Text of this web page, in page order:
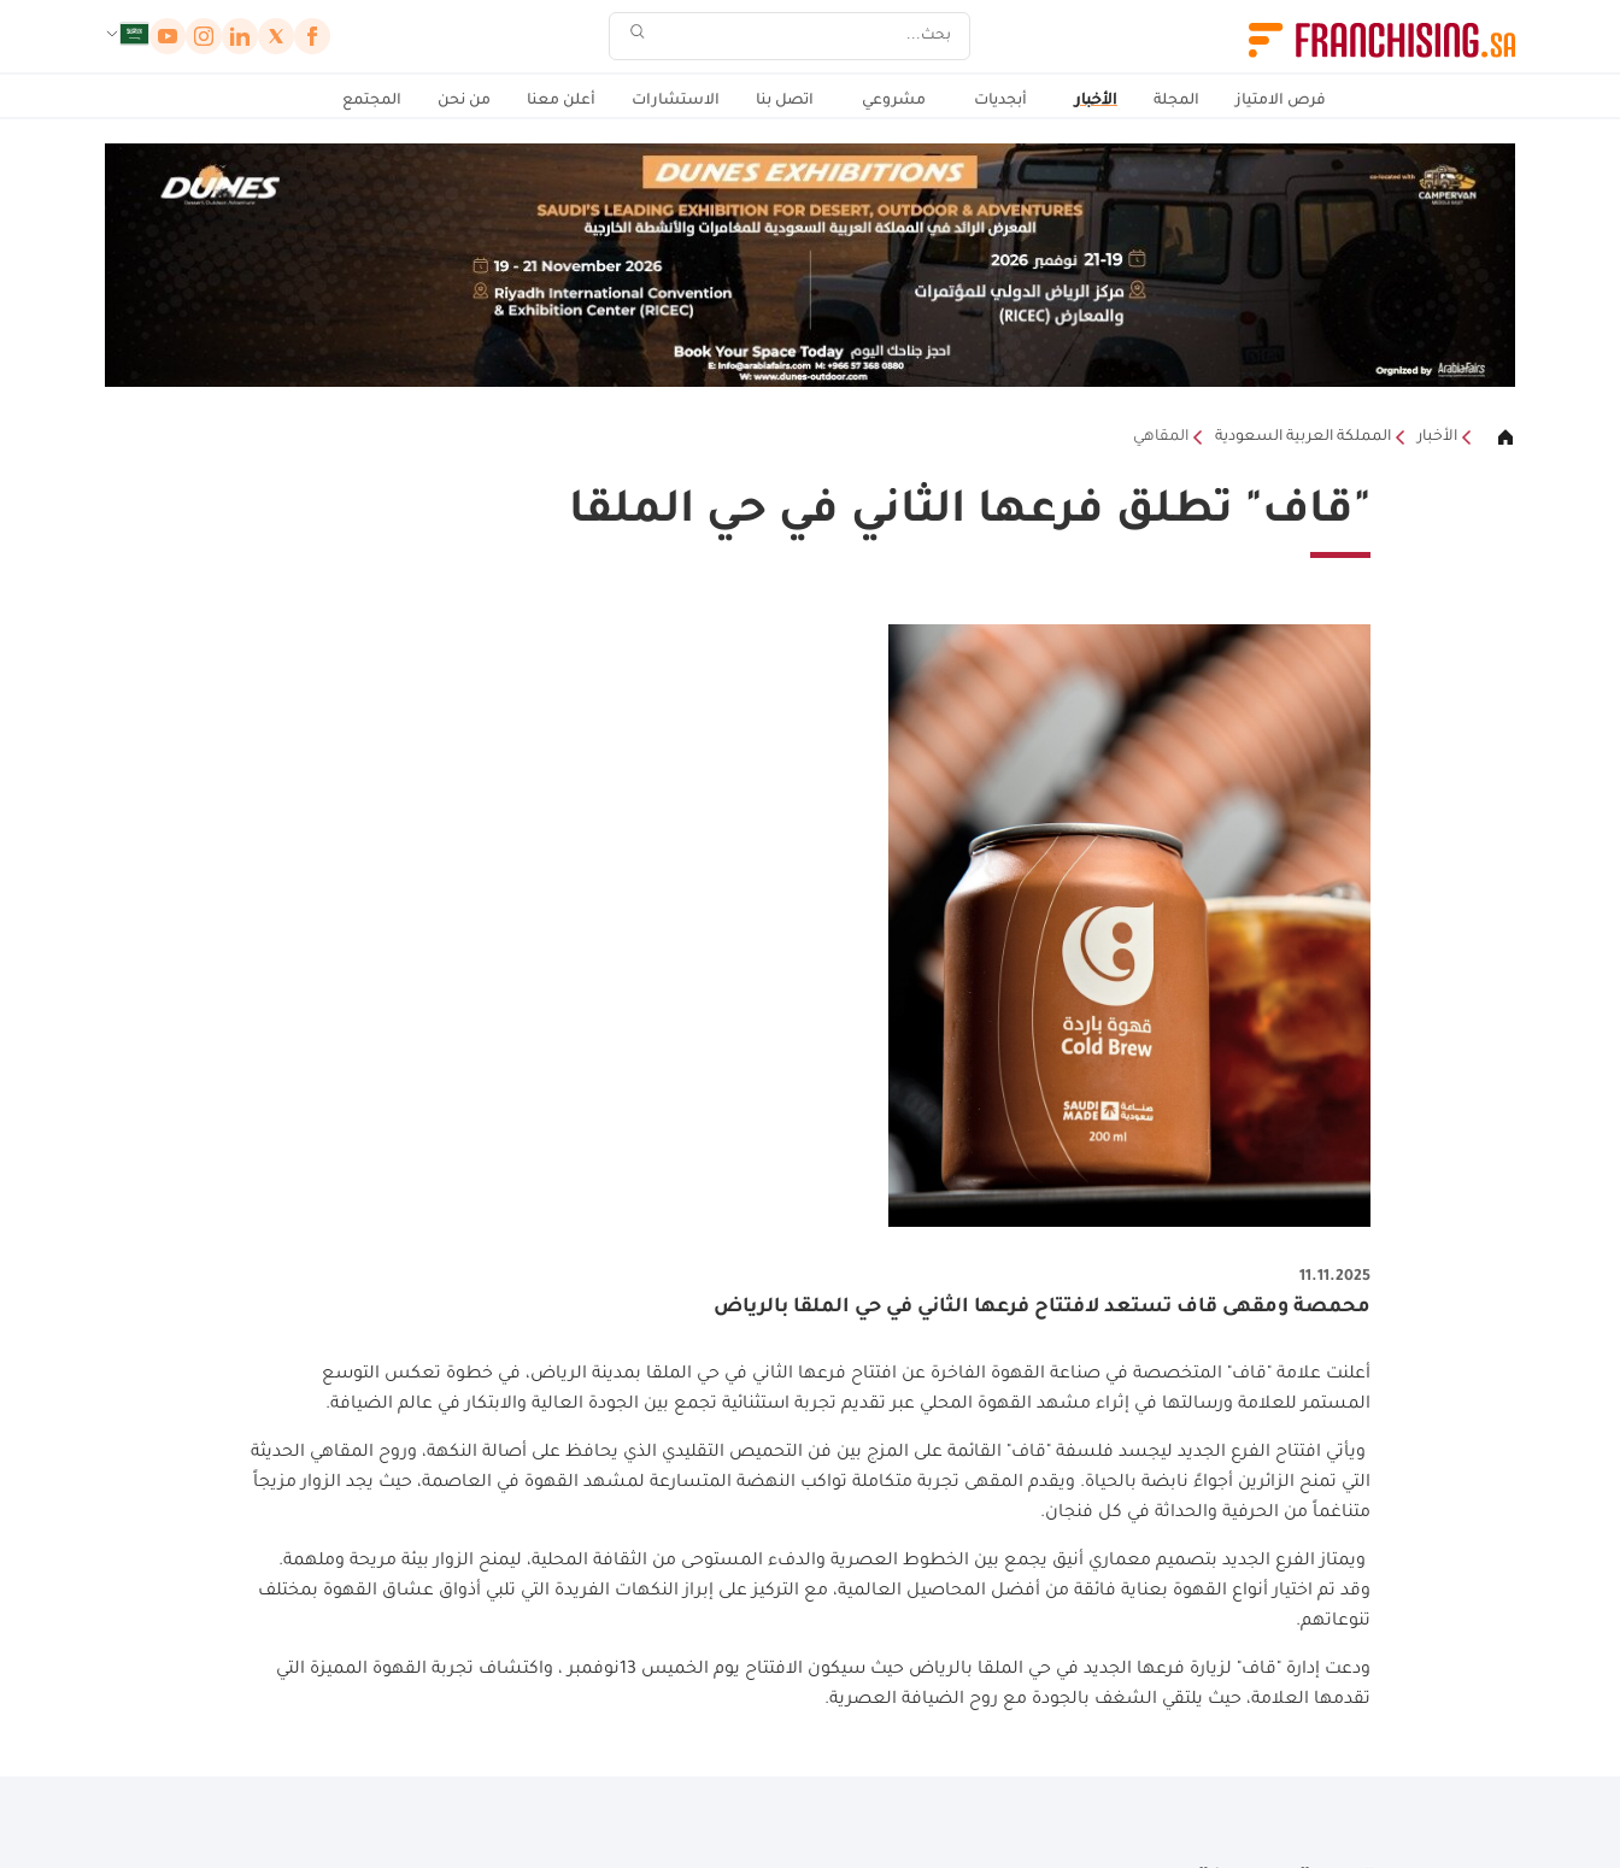
فرص الامتياز المجلة الأخبار أبجديات مشروعي اتصل بنا الاستشارات أعلن معنا من نحن المجتمع
الأخبار المملكة العربية السعودية المقاهي
"قاف" تطلق فرعها الثاني في حي الملقا
11.11.2025
محمصة ومقهى قاف تستعد لافتتاح فرعها الثاني في حي الملقا بالرياض
أعلنت علامة "قاف" المتخصصة في صناعة القهوة الفاخرة عن افتتاح فرعها الثاني في حي الملقا بمدينة الرياض، في خطوة تعكس التوسع
المستمر للعلامة ورسالتها في إثراء مشهد القهوة المحلي عبر تقديم تجربة استثنائية تجمع بين الجودة العالية والابتكار في عالم الضيافة.
ويأتي افتتاح الفرع الجديد ليجسد فلسفة "قاف" القائمة على المزج بين فن التحميص التقليدي الذي يحافظ على أصالة النكهة، وروح المقاهي الحديثة
التي تمنح الزائرين أجواءً نابضة بالحياة. ويقدم المقهى تجربة متكاملة تواكب النهضة المتسارعة لمشهد القهوة في العاصمة، حيث يجد الزوار مزيجاً
متناغماً من الحرفية والحداثة في كل فنجان.
ويمتاز الفرع الجديد بتصميم معماري أنيق يجمع بين الخطوط العصرية والدفء المستوحى من الثقافة المحلية، ليمنح الزوار بيئة مريحة وملهمة.
وقد تم اختيار أنواع القهوة بعناية فائقة من أفضل المحاصيل العالمية، مع التركيز على إبراز النكهات الفريدة التي تلبي أذواق عشاق القهوة بمختلف
تنوعاتهم.
ودعت إدارة "قاف" لزيارة فرعها الجديد في حي الملقا بالرياض حيث سيكون الافتتاح يوم الخميس 13نوفمبر ، واكتشاف تجربة القهوة المميزة التي
تقدمها العلامة، حيث يلتقي الشغف بالجودة مع روح الضيافة العصرية.
لوحة إدارة ملفات تعريف الارتباط